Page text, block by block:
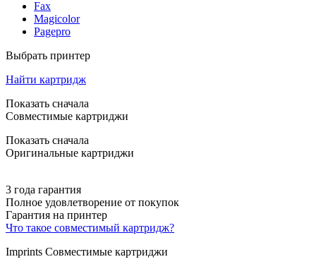
Fax
Magicolor
Pagepro
Выбрать принтер
Найти картридж
Показать сначала
Совместимые картриджи
Показать сначала
Оригинальные картриджи
3 года гарантия
Полное удовлетворение от покупок
Гарантия на принтер
Что такое совместимый картридж?
Imprints Совместимые картриджи